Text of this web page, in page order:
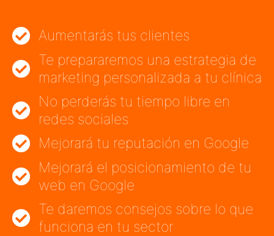
Aumentarás tus clientes
Te prepararemos una estrategia de
marketing personalizada a tu clínica
No perderás tu tiempo libre en
redes sociales
Mejorará tu reputación en Google
Mejorará el posicionamiento de tu
web en Google
Te daremos consejos sobre lo que
funciona en tu sector